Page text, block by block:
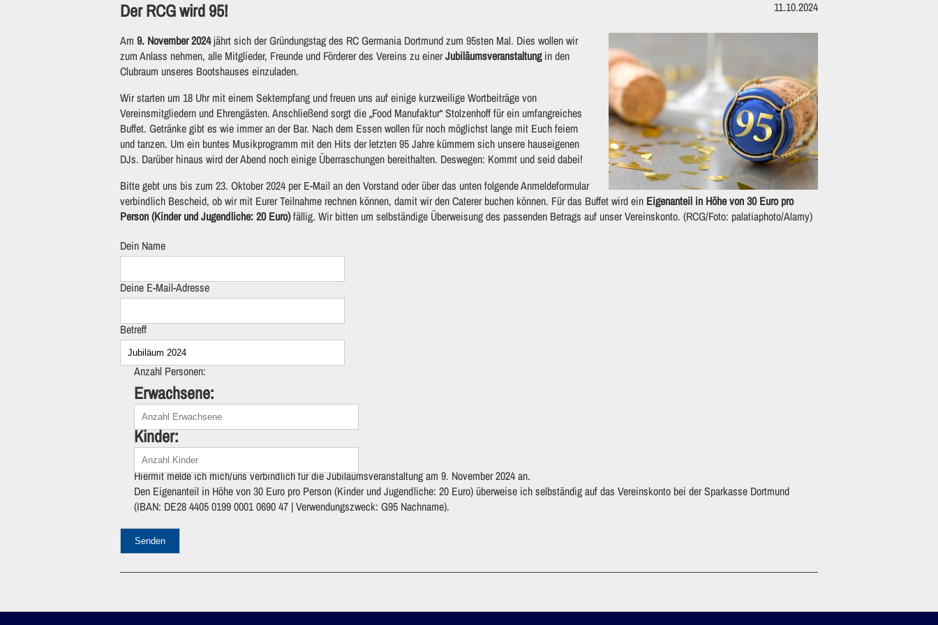
Der RCG wird 95! 11.10.2024
Am 9. November 2024jährt sich der Gründungstag des RC Germania Dortmund zum 95sten Mal. Dies wollen wir
zum Anlass nehmen, alle Mitglieder, Freunde und Förderer des Vereins zu einerJubiläumsveranstaltungin den
Clubraum unseres Bootshauses einzuladen.
Wir starten um 18 Uhr mit einem Sektempfang und freuen uns auf einige kurzweilige Wortbeiträge von
Vereinsmitgliedern und Ehrengästen. Anschließend sorgt die „Food Manufaktur“ Stolzenhoff für ein umfangreiches
Buffet. Getränke gibt es wie immer an der Bar. Nach dem Essen wollen für noch möglichst lange mit Euch feiern
und tanzen. Um ein buntes Musikprogramm mit den Hits der letzten 95 Jahre kümmern sich unsere hauseigenen
DJs. Darüber hinaus wird der Abend noch einige Überraschungen bereithalten. Deswegen: Kommt und seid dabei!
Bitte gebt uns bis zum 23. Oktober 2024 per E-Mail an den Vorstand oder über das unten folgende Anmeldeformular
verbindlich Bescheid, ob wir mit Eurer Teilnahme rechnen können, damit wir den Caterer buchen können. Für das Buffet wird ein Eigenanteil in Höhe von 30 Euro pro
Person (Kinder und Jugendliche: 20 Euro)fällig. Wir bitten um selbständige Überweisung des passenden Betrags auf unser Vereinskonto. (RCG/Foto: palatiaphoto/Alamy)
Dein Name
Deine E-Mail-Adresse
Betreff
Anzahl Personen:
Erwachsene:
Kinder:
Hiermit melde ich mich/uns verbindlich für die Jubiläumsveranstaltung am 9. November 2024 an.
Den Eigenanteil in Höhe von 30 Euro pro Person (Kinder und Jugendliche: 20 Euro) überweise ich selbständig auf das Vereinskonto bei der Sparkasse Dortmund
(IBAN: DE28 4405 0199 0001 0690 47 | Verwendungszweck: G95 Nachname).